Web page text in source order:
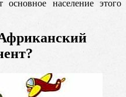
основное население этого